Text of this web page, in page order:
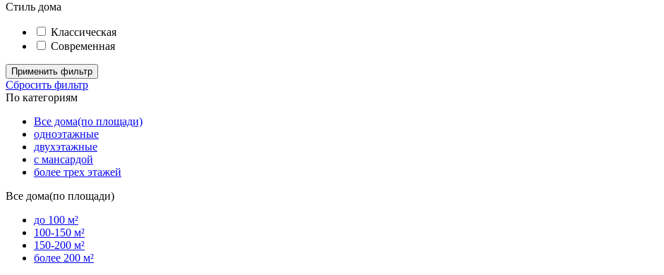
Стиль дома
Классическая
Современная
Применить фильтр
Сбросить фильтр
По категориям
Все дома(по площади)
одноэтажные
двухэтажные
с мансардой
более трех этажей
Все дома(по площади)
до 100 м²
100-150 м²
150-200 м²
более 200 м²